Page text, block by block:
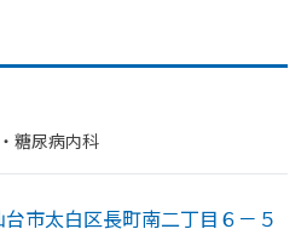
糖尿病内科
市太白区長町南二丁目６－５